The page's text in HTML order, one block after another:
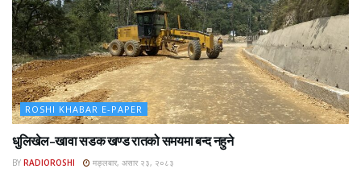
ROSHI KHABAR E-PAPER
धुलिखेल–खावा सडक खण्ड रातको समयमा बन्द नहुने
BY RADIOROSHI मङ्लबार, असार २३, २०८३